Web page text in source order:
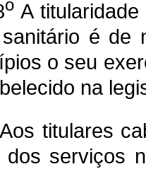
o A
é de
o seu
na
titulares
dos serviços